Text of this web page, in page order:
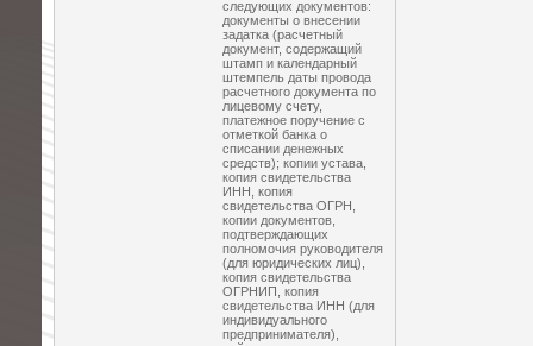
следующих документов:
документы о внесении
задатка (расчетный
документ, содержащий
штамп и календарный
штемпель даты провода
расчетного документа по
лицевому счету,
платежное поручение с
отметкой банка о
списании денежных
средств); копии устава,
копия свидетельства
ИНН, копия
свидетельства ОГРН,
копии документов,
подтверждающих
полномочия руководителя
(для юридических лиц),
копия свидетельства
ОГРНИП, копия
свидетельства ИНН (для
индивидуального
предпринимателя),